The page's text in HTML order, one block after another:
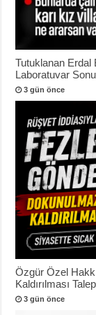
Tutuklanan Erdal
Laboratuvar
3 gün önce
Özgür Özel
Kaldırılması
3 gün önce